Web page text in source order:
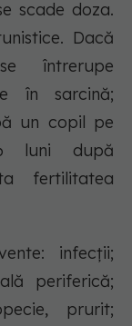
scade doza.
Dacă
întrerupe
în sarcină;
un copil pe
luni după
fertilitatea
infecţii;
periferică;
prurit;